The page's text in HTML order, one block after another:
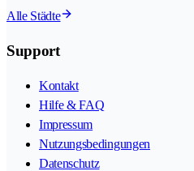
Alle Städte
Support
Kontakt
Hilfe & FAQ
Impressum
Nutzungsbedingungen
Datenschutz